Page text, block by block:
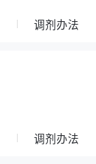
调剂办法
调剂办法